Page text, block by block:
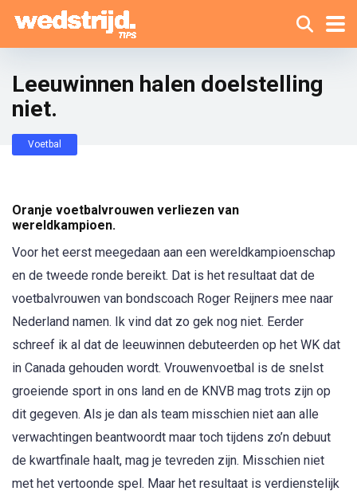
Leeuwinnen halen doelstelling
niet.
Voetbal
Oranje voetbalvrouwen verliezen van
wereldkampioen.
Voor het eerst meegedaan aan een wereldkampioenschap
en de tweede ronde bereikt. Dat is het resultaat dat de
voetbalvrouwen van bondscoach Roger Reijners mee naar
Nederland namen. Ik vind dat zo gek nog niet. Eerder
schreef ik al dat de leeuwinnen debuteerden op het WK dat
in Canada gehouden wordt. Vrouwenvoetbal is de snelst
groeiende sport in ons land en de KNVB mag trots zijn op
dit gegeven. Als je dan als team misschien niet aan alle
verwachtingen beantwoordt maar toch tijdens zo’n debuut
de kwartfinale haalt, mag je tevreden zijn. Misschien niet
met het vertoonde spel. Maar het resultaat is verdienstelijk